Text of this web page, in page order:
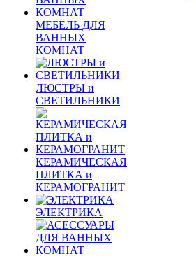
МЕБЕЛЬ ДЛЯ
ВАННЫХ
КОМНАТ
ЛЮСТРЫ и
СВЕТИЛЬНИКИ
КЕРАМИЧЕСКАЯ
ПЛИТКА и
КЕРАМОГРАНИТ
ЭЛЕКТРИКА